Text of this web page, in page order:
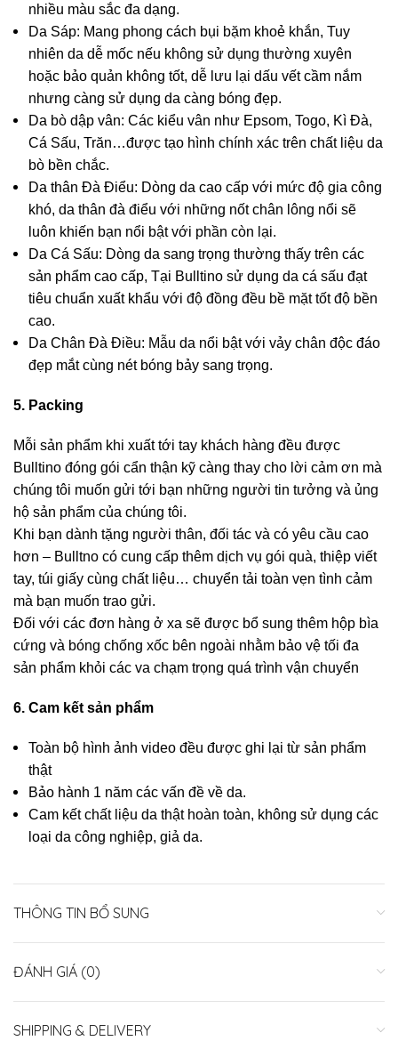
nhiều màu sắc đa dạng.
Da Sáp: Mang phong cách bụi bặm khoẻ khắn, Tuy
nhiên da dễ mốc nếu không sử dụng thường xuyên
hoặc bảo quản không tốt, dễ lưu lại dấu vết cầm nắm
nhưng càng sử dụng da càng bóng đẹp.
Da bò dập vân: Các kiểu vân như Epsom, Togo, Kì Đà,
Cá Sấu, Trăn…được tạo hình chính xác trên chất liệu da
bò bền chắc.
Da thân Đà Điểu: Dòng da cao cấp với mức độ gia công
khó, da thân đà điểu với những nốt chân lông nổi sẽ
luôn khiến bạn nổi bật với phần còn lại.
Da Cá Sấu: Dòng da sang trọng thường thấy trên các
sản phẩm cao cấp, Tại Bulltino sử dụng da cá sấu đạt
tiêu chuẩn xuất khẩu với độ đồng đều bề mặt tốt độ bền
cao.
Da Chân Đà Điều: Mẫu da nổi bật với vảy chân độc đáo
đẹp mắt cùng nét bóng bảy sang trọng.
5. Packing
Mỗi sản phẩm khi xuất tới tay khách hàng đều được
Bulltino đóng gói cẩn thận kỹ càng thay cho lời cảm ơn mà
chúng tôi muốn gửi tới bạn những người tin tưởng và ủng
hộ sản phẩm của chúng tôi.
Khi bạn dành tặng người thân, đối tác và có yêu cầu cao
hơn – Bulltno có cung cấp thêm dịch vụ gói quà, thiệp viết
tay, túi giấy cùng chất liệu… chuyển tải toàn vẹn tình cảm
mà bạn muốn trao gửi.
Đối với các đơn hàng ở xa sẽ được bổ sung thêm hộp bìa
cứng và bóng chống xốc bên ngoài nhằm bảo vệ tối đa
sản phẩm khỏi các va chạm trọng quá trình vận chuyển
6. Cam kết sản phẩm
Toàn bộ hình ảnh video đều được ghi lại từ sản phẩm
thật
Bảo hành 1 năm các vấn đề về da.
Cam kết chất liệu da thật hoàn toàn, không sử dụng các
loại da công nghiệp, giả da.
THÔNG TIN BỔ SUNG
ĐÁNH GIÁ (0)
SHIPPING & DELIVERY